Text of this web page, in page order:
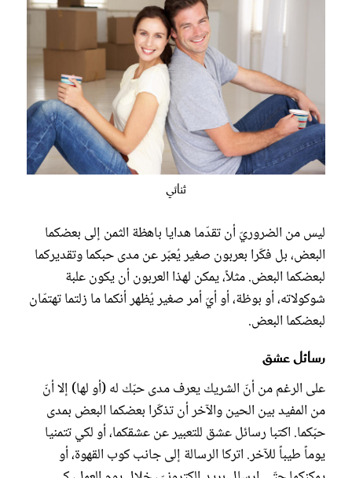
ثنائي
ليس من الضروريّ أن تقدّما هدايا باهظة الثمن إلى بعضكما
البعض، بل فكّرا بعربون صغير يُعبّر عن مدى حبكما وتقديركما
لبعضكما البعض. مثلاً، يمكن لهذا العربون أن يكون علبة
شوكولاته، أو بوظة، أو أيّ أمر صغير يُظهر أنكما ما زلتما تهتمّان
لبعضكما البعض.
رسائل عشق
على الرغم من أنّ الشريك يعرف مدى حبّك له (أو لها) إلا أنّ
من المفيد بين الحين والآخر أن تذكّرا بعضكما البعض بمدى
حبّكما. اكتبا رسائل عشق للتعبير عن عشقكما، أو لكي تتمنيا
يوماً طيباً للآخر. اتركا الرسالة إلى جانب كوب القهوة، أو